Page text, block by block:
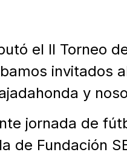
el II Torneo
invitados
y
jornada de
Fundación